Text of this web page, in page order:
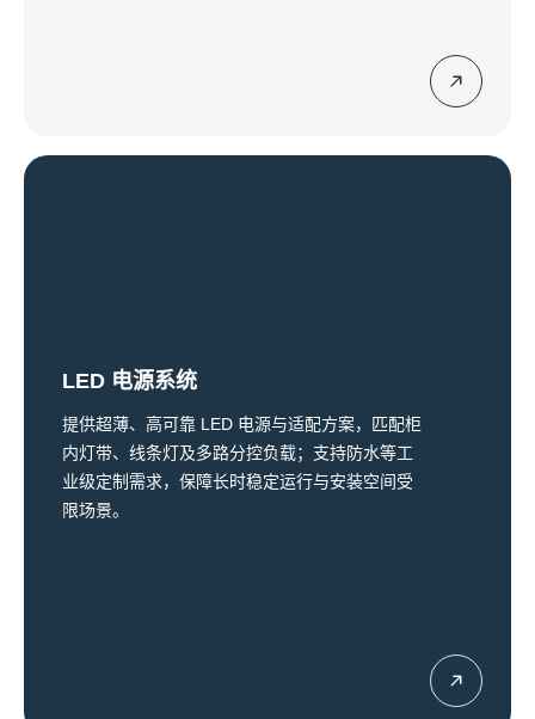
LED 电源系统
提供超薄、高可靠 LED 电源与适配方案，匹配柜
内灯带、线条灯及多路分控负载；支持防水等工
业级定制需求，保障长时稳定运行与安装空间受
限场景。